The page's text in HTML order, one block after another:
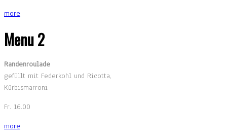
more
Menu 2
Randenroulade
gefüllt mit Federkohl und Ricotta,
Kürbismarroni
Fr. 16.00
more